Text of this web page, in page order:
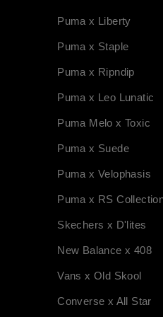
Puma x Liberty
Puma x Staple
Puma x Ripndip
Puma x Leo Lunatic
Puma Melo x Toxic
Puma x Suede
Puma x Velophasis
Puma x RS
Skechers x D'lites
New Balance x 408
Vans x Old Skool
Converse x All Star